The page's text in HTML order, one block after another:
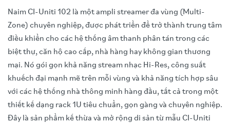
Naim CI-Uniti 102 là một ampli streamer đa vùng (Multi-
Zone) chuyên nghiệp, được phát triển để trở thành trung tâm
điều khiển cho các hệ thống âm thanh phân tán trong các
biệt thự, căn hộ cao cấp, nhà hàng hay không gian thương
mại. Nó gói gọn khả năng stream nhạc Hi-Res, công suất
khuếch đại mạnh mẽ trên mỗi vùng và khả năng tích hợp sâu
với các hệ thống nhà thông minh hàng đầu, tất cả trong một
thiết kế dạng rack 1U tiêu chuẩn, gọn gàng và chuyên nghiệp.
Đây là sản phẩm kế thừa và mở rộng di sản từ mẫu CI-Uniti